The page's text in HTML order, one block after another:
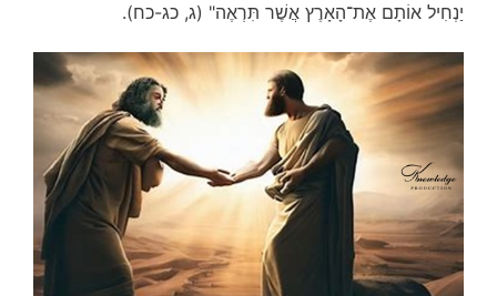
יַנְחִיל אוֹתָם אֶת־הָאָרֶץ אֲשֶׁר תִּרְאֶה" (ג, כג-כח).